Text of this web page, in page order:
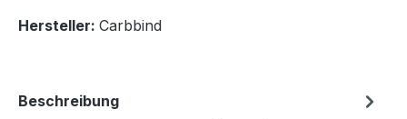
Hersteller: Carbbind
Beschreibung